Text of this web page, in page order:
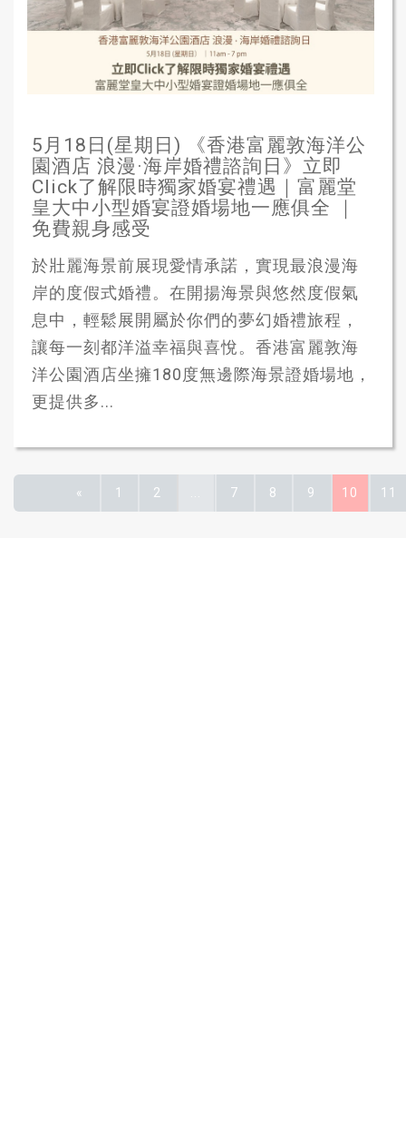
5月18日(星期日) 《香港富麗敦海洋公
園酒店 浪漫·海岸婚禮諮詢日》立即
Click了解限時獨家婚宴禮遇｜富麗堂
皇大中小型婚宴證婚場地一應俱全 ｜
免費親身感受
於壯麗海景前展現愛情承諾，實現最浪漫海
岸的度假式婚禮。在開揚海景與悠然度假氣
息中，輕鬆展開屬於你們的夢幻婚禮旅程，
讓每一刻都洋溢幸福與喜悅。香港富麗敦海
洋公園酒店坐擁180度無邊際海景證婚場地，
更提供多...
« 1 2 7 8 9 10 11